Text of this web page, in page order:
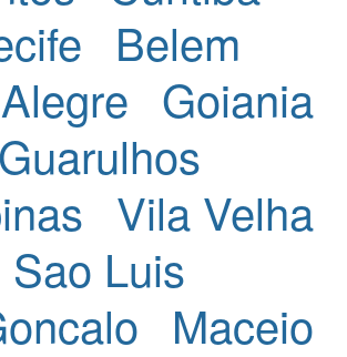
Belem
Goiania
Guarulhos
Vila Velha
Sao Luis
Maceio